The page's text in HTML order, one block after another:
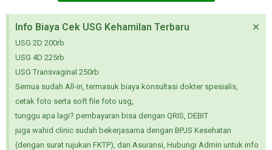
Info Biaya Cek USG Kehamilan Terbaru
USG 2D 200rb
USG 4D 225rb
USG Transvaginal 250rb
Semua sudah All-in, termasuk biaya konsultasi dokter spesialis,
cetak foto serta soft file foto usg,
tunggu apa lagi? pembayaran bisa dengan QRIS, DEBIT
juga wahid clinic sudah bekerjasama dengan BPJS Kesehatan
(dengan surat rujukan FKTP), dan Asuransi, Hubungi Admin untuk info
×